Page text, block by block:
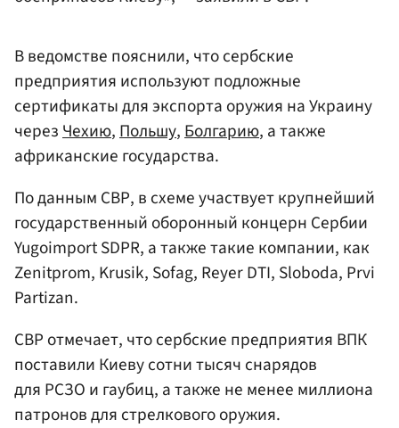
В ведомстве пояснили, что сербские
предприятия используют подложные
сертификаты для экспорта оружия на Украину
черезЧехию,Польшу,Болгарию, а также
африканские государства.
По данным СВР, в схеме участвует крупнейший
государственный оборонный концерн Сербии
Yugoimport SDPR, а также такие компании, как
Zenitprom, Krusik, Sofag, Reyer DTI, Sloboda, Prvi
Partizan.
СВР отмечает, что сербские предприятия ВПК
поставили Киеву сотни тысяч снарядов
для РСЗО и гаубиц, а также не менее миллиона
патронов для стрелкового оружия.